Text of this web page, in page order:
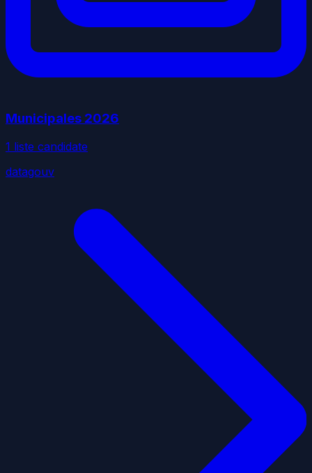
Municipales 2026
1 liste candidate
datagouv